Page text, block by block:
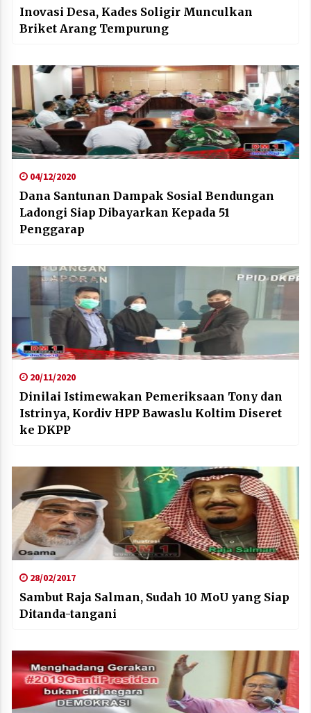
Inovasi Desa, Kades Soligir Munculkan
Briket Arang Tempurung
04/12/2020
Dana Santunan Dampak Sosial Bendungan
Ladongi Siap Dibayarkan Kepada 51
Penggarap
20/11/2020
Dinilai Istimewakan Pemeriksaan Tony dan
Istrinya, Kordiv HPP Bawaslu Koltim Diseret
ke DKPP
28/02/2017
Sambut Raja Salman, Sudah 10 MoU yang Siap
Ditanda-tangani